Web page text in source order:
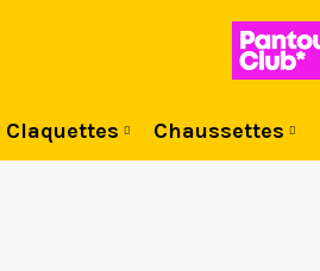
Claquettes Chaussettes